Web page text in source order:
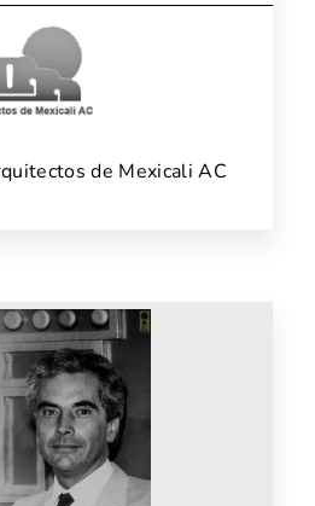
de Mexicali AC